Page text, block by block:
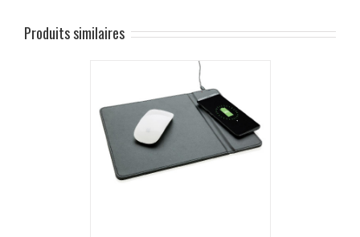
Produits similaires